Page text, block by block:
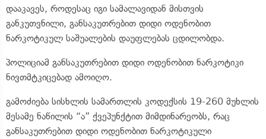
დააკავეს, როდესაც იგი სამალავიდან მისთვის
განკუთვნილი, განსაკუთრებით დიდი ოდენობით
ნარკოტიკულ საშუალების დაუფლებას ცდილობდა.
პოლიციამ განსაკუთრებით დიდი ოდენობით ნარკოტიკი
ნივთმტკიცებად ამოიღო.
გამოძიება სისხლის სამართლის კოდექსის 19-260 მუხლის
მესამე ნაწილის “ა” ქვეპუნქტით მიმდინარეობს, რაც
განსაკუთრებით დიდი ოდენობით ნარკოტიკული